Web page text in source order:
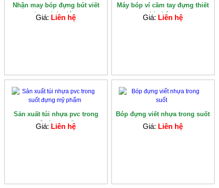
Nhận may bóp đựng bút viết
học sinh giá...
Giá: Liên hệ
Máy bóp ví cầm tay đựng thiết
bị phát...
Giá: Liên hệ
Sản xuất túi nhựa pvc trong
suốt đựng mỹ...
Giá: Liên hệ
Bóp đựng viết nhựa trong suốt
Giá: Liên hệ